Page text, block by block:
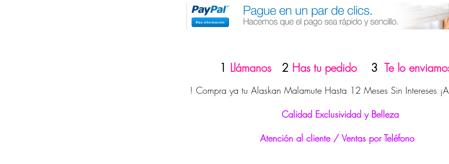
1 Llámanos 2 Has tu pedido3 Te lo
! Compra ya tu Alaskan Malamute Hasta 12 Meses Sin Intereses
Calidad Exclusividad y Belleza
Atención al cliente / Ventas por Teléfono